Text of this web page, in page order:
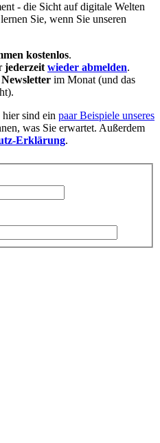
- die Sicht auf digitale Welten
Sie, wenn Sie unseren
kostenlos.
jederzeit wieder abmelden.
im Monat (und das
sind ein paar Beispiele unseres
was Sie erwartet. Außerdem
Erklärung.